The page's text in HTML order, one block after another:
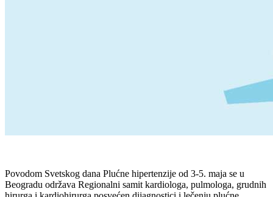
Povodom Svetskog dana Plućne hipertenzije od 3-5. maja se u
Beogradu održava Regionalni samit kardiologa, pulmologa, grudnih